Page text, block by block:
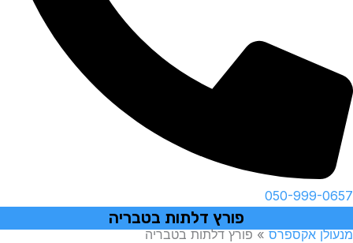
050-999-0657
פורץ דלתות בטבריה
מנעולן אקספרס»פורץ דלתות בטבריה